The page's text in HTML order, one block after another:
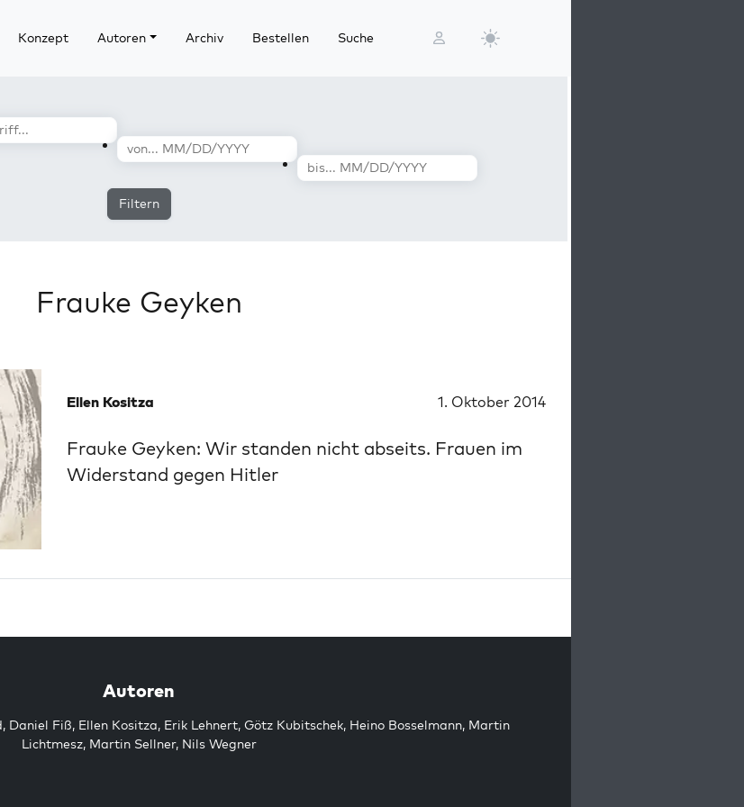
Konzept Autoren Archiv Bestellen Suche
Filtern
Frauke Geyken
Ellen Kositza 1. Oktober 2014
Frauke Geyken: Wir standen nicht abseits. Frauen im
Widerstand gegen Hitler
Autoren
, Daniel Fiß, Ellen Kositza, Erik Lehnert, Götz Kubitschek, Heino Bosselmann, Martin
Lichtmesz, Martin Sellner, Nils Wegner